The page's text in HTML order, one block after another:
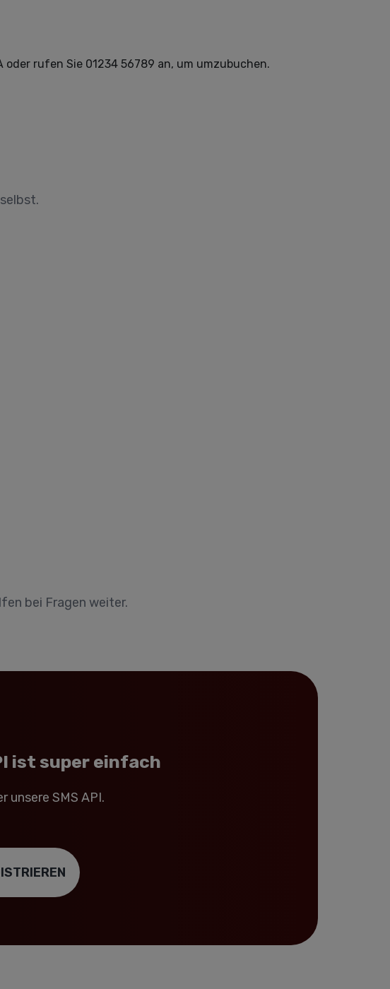
oder rufen Sie 01234 56789 an, um umzubuchen.
bei Fragen weiter.
ist super einfach
unsere SMS API.